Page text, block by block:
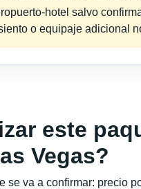
hotel salvo
o equipaje adicional
este
Vegas?
se va a confirmar: precio